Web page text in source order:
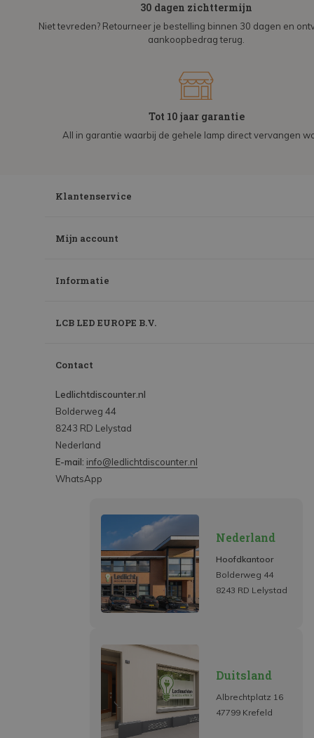
30 dagen zichttermijn
Niet tevreden? Retourneer je bestelling binnen 30 dagen en
aankoopbedrag terug.
Tot 10 jaar garantie
All in garantie waarbij de gehele lamp direct vervangen
Klantenservice
Mijn account
Informatie
LCB LED EUROPE B.V.
Contact
Ledlichtdiscounter.nl
Bolderweg 44
8243 RD Lelystad
Nederland
E-mail: info@ledlichtdiscounter.nl
WhatsApp
Nederland
Hoofdkantoor
Bolderweg 44
8243 RD Lelystad
Duitsland
Albrechtplatz 16
47799 Krefeld